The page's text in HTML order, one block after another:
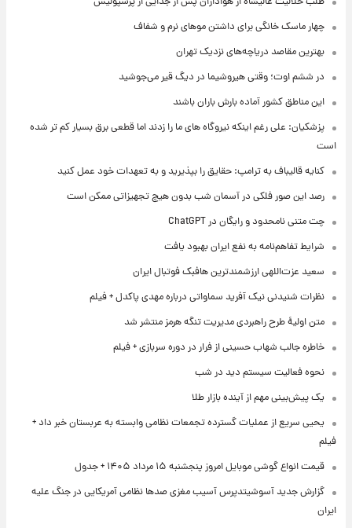
چهار ماسک خانگی برای داشتن موهای نرم و شفاف
بهترین مقاصد دریاچه‌های نزدیک تهران
در ششم اوت؛ وقتی هیروشیما در دیگ قیر می‌جوشید
این مناطق کشور آماده بارش باران باشند
پزشکیان: علی رغم اینکه نیروگاه های ما را زدند اما قطعی برق بسیار کم تر شده
است
کنایه قالیباف به ترامپ: حقایق را بپذیرید و به تعهدات خود عمل کنید
رصد این صور فلکی در آسمان شب بدون هیچ تجهیزاتی ممکن است
چت متنی نامحدود و رایگان در ChatGPT
شرایط تفاهم‌نامه به نفع ایران بهبود یافت
سعید عزت‌اللهی ارزشمندترین هافبک فوتبال ایران
نظرات شنیدنی نیک آفرید سماواتی درباره مهدی پاکدل + فیلم
متن اولیۀ طرح راهبردی مدیریت تنگه هرمز منتشر شد
خاطره جالب شهاب حسینی از فرار در دوره سربازی + فیلم
نحوه فعالیت سیستم دید در شب
یک پیش‌بینی مهم از آینده بازار طلا
یحیی سریع از عملیات گسترده تجمعات نظامی وابسته به عربستان خبر داد +
فیلم
قیمت انواع گوشی موبایل امروز پنجشنبه ۱۵ مرداد ۱۴۰۵ + جدول
گزارش جدید آسوشیتدپرس آسیب مغزی صدها نظامی آمریکایی در جنگ علیه
ایران